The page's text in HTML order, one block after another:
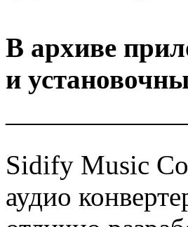
В архиве
и
Sidify Music
аудио